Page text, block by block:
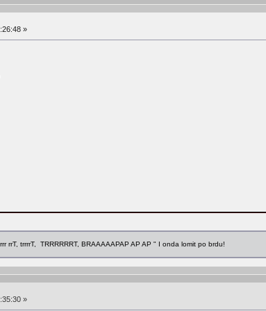
»
rrT, trrrrT, TRRRRRRT, BRAAAAAPAP AP AP " I onda lomit po brdu!
»